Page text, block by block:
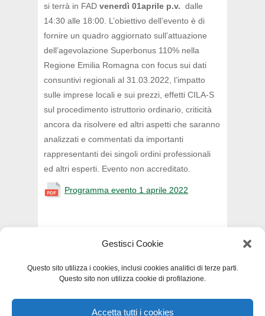
Gestisci Cookie
Questo sito utilizza i cookies, inclusi cookies analitici di terze parti.
Questo sito non utilizza cookie di profilazione.
Accetta tutti i cookies
si terrà in FAD venerdì 01aprile p.v. dalle
14:30 alle 18:00. L’obiettivo dell’evento è di
fornire un quadro aggiornato sull’attuazione
dell’agevolazione Superbonus 110% nella
Regione Emilia Romagna con focus sui dati
consuntivi regionali al 31.03.2022, l’impatto
sulle imprese locali e sui prezzi, effetti CILA-S
sul procedimento istruttorio ordinario, criticità
ancora da risolvere ed altri aspetti che saranno
analizzati e commentati da importanti
rappresentanti dei singoli ordini professionali
ed altri esperti. Evento non accreditato.
Programma evento 1 aprile 2022